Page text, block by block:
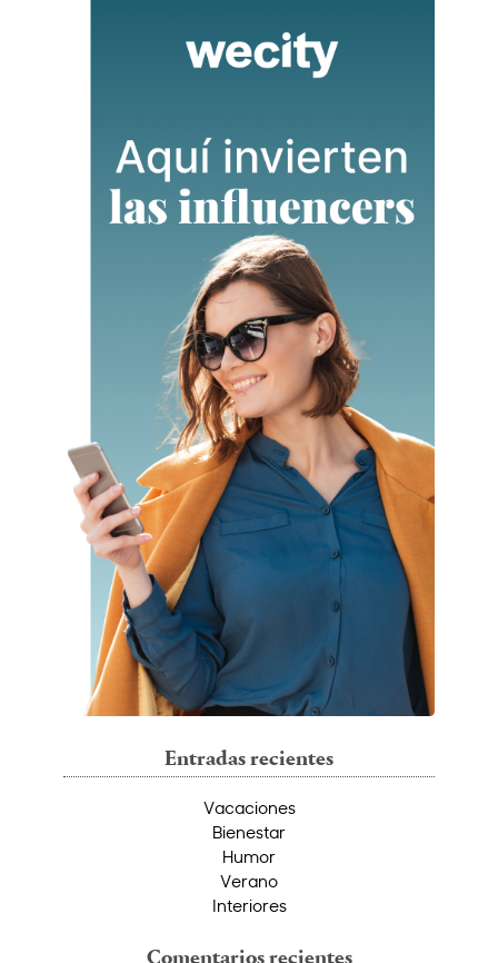
Entradas recientes
Vacaciones
Bienestar
Humor
Verano
Interiores
Comentarios recientes